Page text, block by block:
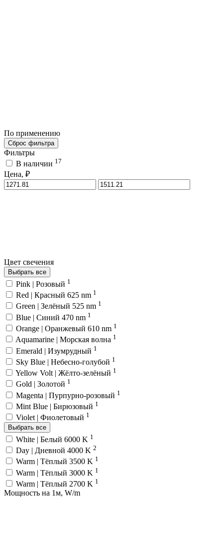
По применению
Сброс фильтра
Фильтры
В наличии 17
Цена, ₽
Цвет свечения
Выбрать все
Pink | Розовый 1
Red | Красный 625 nm 1
Green | Зелёный 525 nm 1
Blue | Синий 470 nm 1
Orange | Оранжевый 610 nm 1
Aquamarine | Морская волна 1
Emerald | Изумрудный 1
Sky Blue | Небесно-голубой 1
Yellow Volt | Жёлто-зелёный 1
Gold | Золотой 1
Magenta | Пурпурно-розовый 1
Mint Blue | Бирюзовый 1
Violet | Фиолетовый 1
Выбрать все
White | Белый 6000 K 1
Day | Дневной 4000 K 2
Warm | Тёплый 3500 K 1
Warm | Тёплый 3000 K 1
Warm | Тёплый 2700 K 1
Мощность на 1м, W/m